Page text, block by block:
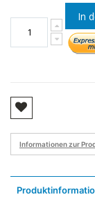
In
Informationen zur